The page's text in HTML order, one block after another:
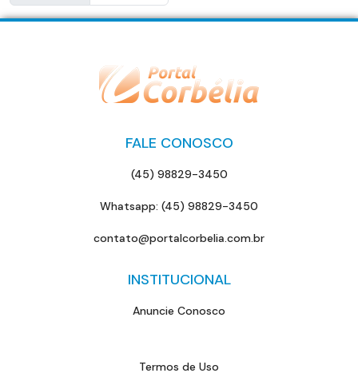
FALE CONOSCO
(45) 98829-3450
Whatsapp: (45) 98829-3450
contato@portalcorbelia.com.br
INSTITUCIONAL
Anuncie Conosco
Termos de Uso